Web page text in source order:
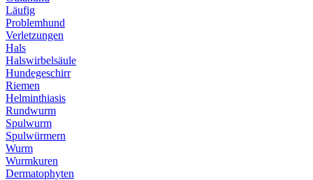
Läufig
Problemhund
Verletzungen
Hals
Halswirbelsäule
Hundegeschirr
Riemen
Helminthiasis
Rundwurm
Spulwurm
Spulwürmern
Wurm
Wurmkuren
Dermatophyten